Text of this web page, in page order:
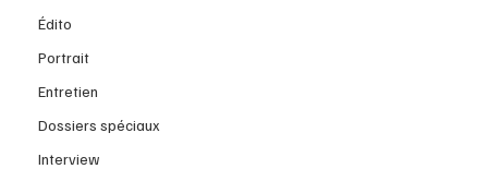
Édito
Portrait
Entretien
Dossiers spéciaux
Interview